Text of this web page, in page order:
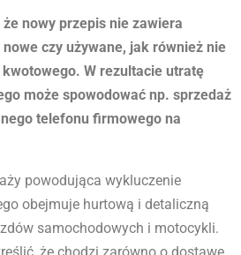
nowy przepis nie zawiera
czy używane, jak również nie
W rezultacie utratę
może spowodować np. sprzedaż
telefonu firmowego na
powodująca wykluczenie
obejmuje hurtową i detaliczną
samochodowych i motocykli.